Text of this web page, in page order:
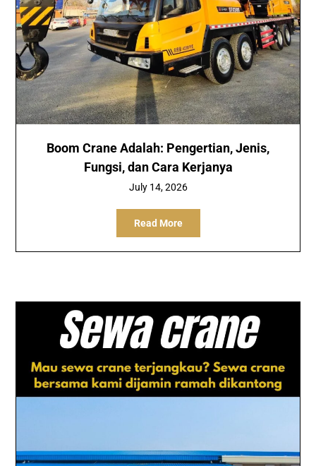
Boom Crane Adalah: Pengertian, Jenis,
Fungsi, dan Cara Kerjanya
July 14, 2026
Read More